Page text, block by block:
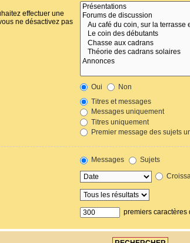
effectuer une
ne désactivez pas
Oui
Non
Titres et messages
Messages uniquement
Titres uniquement
Premier message des sujets
Messages
Sujets
premiers caractères